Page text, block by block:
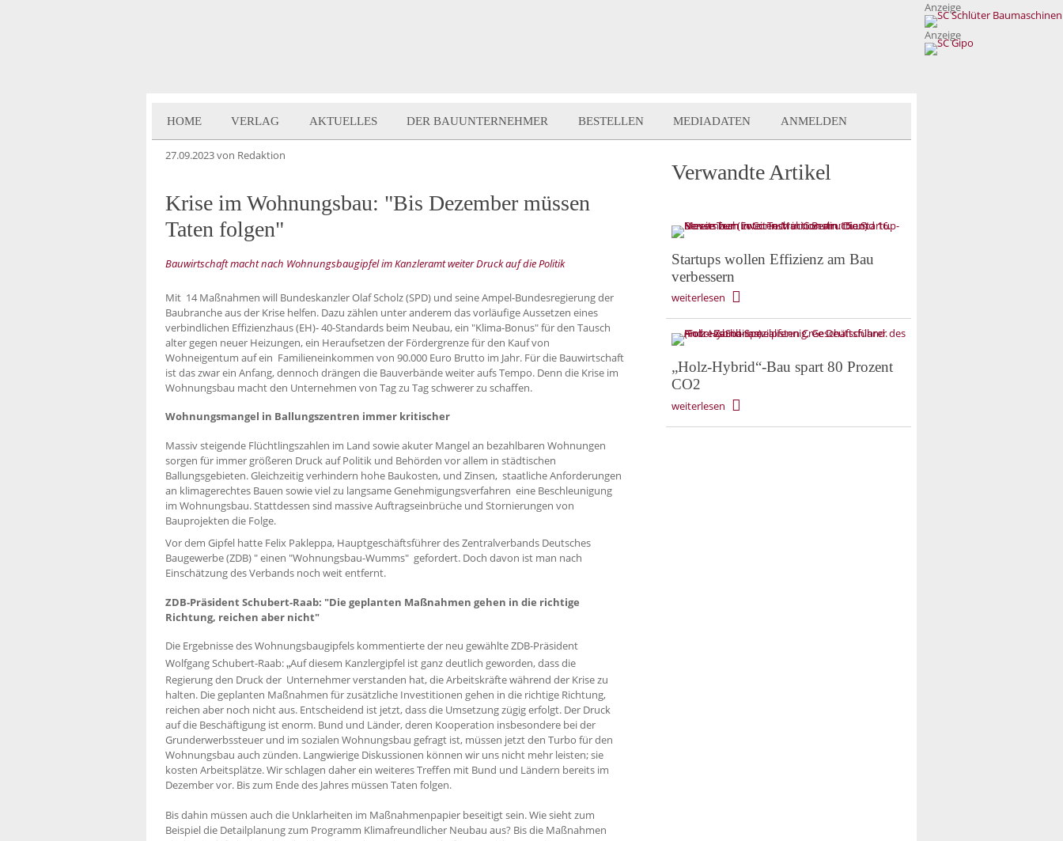
Anzeige
Anzeige
HOME VERLAG AKTUELLES DER BAUUNTERNEHMER BESTELLEN MEDIADATEN ANMELDEN
27.09.2023von Redaktion
Krise im Wohnungsbau: "Bis Dezember müssen
Taten folgen"
Bauwirtschaft macht nach Wohnungsbaugipfel im Kanzleramt weiter Druck auf die Politik
Mit 14 Maßnahmen will Bundeskanzler Olaf Scholz (SPD) und seine Ampel-Bundesregierung der
Baubranche aus der Krise helfen. Dazu zählen unter anderem das vorläufige Aussetzen eines
verbindlichen Effizienzhaus (EH)- 40-Standards beim Neubau, ein "Klima-Bonus" für den Tausch
alter gegen neuer Heizungen, ein Heraufsetzen der Fördergrenze für den Kauf von
Wohneigentum auf ein Familieneinkommen von 90.000 Euro Brutto im Jahr. Für die Bauwirtschaft
ist das zwar ein Anfang, dennoch drängen die Bauverbände weiter aufs Tempo. Denn die Krise im
Wohnungsbau macht den Unternehmen von Tag zu Tag schwerer zu schaffen.
Wohnungsmangel in Ballungszentren immer kritischer
Massiv steigende Flüchtlingszahlen im Land sowie akuter Mangel an bezahlbaren Wohnungen
sorgen für immer größeren Druck auf Politik und Behörden vor allem in städtischen
Ballungsgebieten. Gleichzeitig verhindern hohe Baukosten, und Zinsen, staatliche Anforderungen
an klimagerechtes Bauen sowie viel zu langsame Genehmigungsverfahren eine Beschleunigung
im Wohnungsbau. Stattdessen sind massive Auftragseinbrüche und Stornierungen von
Bauprojekten die Folge.
Vor dem Gipfel hatte Felix Pakleppa, Hauptgeschäftsführer des Zentralverbands Deutsches
Baugewerbe (ZDB) " einen "Wohnungsbau-Wumms" gefordert. Doch davon ist man nach
Einschätzung des Verbands noch weit entfernt.
ZDB-Präsident Schubert-Raab: "Die geplanten Maßnahmen gehen in die richtige
Richtung, reichen aber nicht"
Die Ergebnisse des Wohnungsbaugipfels kommentierte der neu gewählte ZDB-Präsident
Wolfgang Schubert-Raab:„Auf diesem Kanzlergipfel ist ganz deutlich geworden, dass die
Regierung den Druck der Unternehmer verstanden hat, die Arbeitskräfte während der Krise zu
halten. Die geplanten Maßnahmen für zusätzliche Investitionen gehen in die richtige Richtung,
reichen aber noch nicht aus. Entscheidend ist jetzt, dass die Umsetzung zügig erfolgt. Der Druck
auf die Beschäftigung ist enorm. Bund und Länder, deren Kooperation insbesondere bei der
Grunderwerbssteuer und im sozialen Wohnungsbau gefragt ist, müssen jetzt den Turbo für den
Wohnungsbau auch zünden. Langwierige Diskussionen können wir uns nicht mehr leisten; sie
kosten Arbeitsplätze. Wir schlagen daher ein weiteres Treffen mit Bund und Ländern bereits im
Dezember vor. Bis zum Ende des Jahres müssen Taten folgen.
Bis dahin müssen auch die Unklarheiten im Maßnahmenpapier beseitigt sein. Wie sieht zum
Beispiel die Detailplanung zum Programm Klimafreundlicher Neubau aus? Bis die Maßnahmen
Verwandte Artikel
Startups wollen Effizienz am Bau
verbessern
weiterlesen
„Holz-Hybrid“-Bau spart 80 Prozent
CO2
weiterlesen